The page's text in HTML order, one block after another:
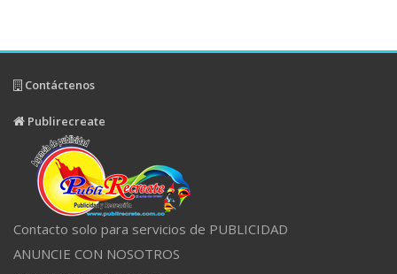
Contáctenos
Publirecreate
Contacto solo para servicios de PUBLICIDAD
ANUNCIE CON NOSOTROS